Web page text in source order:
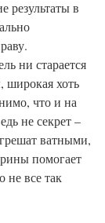
результаты в
ни старается
широкая хоть
что и на
не секрет –
ватными,
помогает
не все так